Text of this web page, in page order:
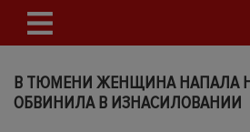
В ТЮМЕНИ ЖЕНЩИНА НАПАЛА
ОБВИНИЛА В ИЗНАСИЛОВАНИИ